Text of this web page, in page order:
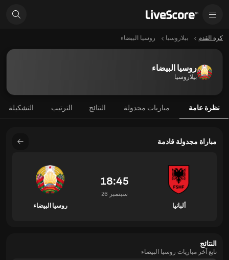
كرة القدم بيلاروسيا روسيا البيضاء
روسيا البيضاء
بيلاروسيا
نظرة عامة مباريات مجدولة النتائج الترتيب التشكيلة
مباراة مجدولة قادمة
ألبانيا
18:45
26 سبتمبر
روسيا البيضاء
النتائج
تابع آخر مباريات روسيا البيضاء